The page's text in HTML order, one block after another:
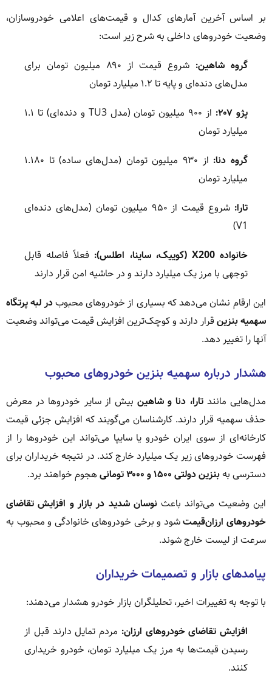
بر اساس آخرین آمارهای کدال و قیمت‌های اعلامی خودروسازان،
وضعیت خودروهای داخلی به شرح زیر است:
گروه شاهین:
شروع قیمت از ۸۹۰ میلیون تومان برای
مدل‌های دنده‌ای و پایه تا ۱.۲ میلیارد تومان
پژو ۲۰۷:
از ۹۰۰ میلیون تومان (مدل TU3 و دنده‌ای) تا ۱.۱
میلیارد تومان
گروه دنا:
از ۹۳۰ میلیون تومان (مدل‌های ساده) تا ۱.۱۸۰
میلیارد تومان
تارا:
شروع قیمت از ۹۵۰ میلیون تومان (مدل‌های دنده‌ای
V1)
خانواده X200 (کوییک، ساینا، اطلس):
فعلاً فاصله قابل
توجهی با مرز یک میلیارد دارند و در حاشیه امن قرار دارند
این ارقام نشان می‌دهد که بسیاری از خودروهای محبوبدر لبه پرتگاه
سهمیه بنزین قرار دارند و کوچک‌ترین افزایش قیمت می‌تواند وضعیت
آنها را تغییر دهد.
هشدار درباره سهمیه بنزین خودروهای محبوب
مدل‌هایی مانندتارا، دنا و شاهینبیش از سایر خودروها در معرض
حذف سهمیه قرار دارند. کارشناسان می‌گویند که افزایش جزئی قیمت
کارخانه‌ای از سوی ایران خودرو یا سایپا می‌تواند این خودروها را از
فهرست خودروهای زیر یک میلیارد خارج کند. در نتیجه خریداران برای
دسترسی بهبنزین دولتی ۱۵۰۰ و ۳۰۰۰ تومانی
هجوم خواهند برد.
این وضعیت می‌تواند باعثنوسان شدید در بازار و افزایش تقاضای
خودروهای ارزان‌قیمتشود و برخی خودروهای خانوادگی و محبوب به
سرعت از لیست خارج شوند.
پیامدهای بازار و تصمیمات خریداران
با توجه به تغییرات اخیر، تحلیلگران بازار خودرو هشدار می‌دهند:
افزایش تقاضای خودروهای ارزان: مردم تمایل دارند قبل از
رسیدن قیمت‌ها به مرز یک میلیارد تومان، خودرو خریداری
کنند.